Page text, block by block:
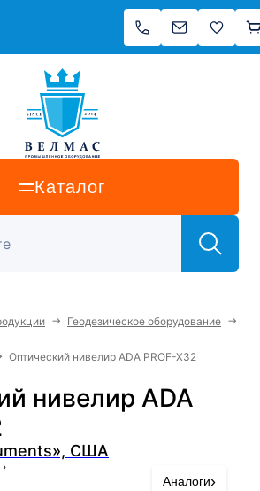
Каталог
→ Геодезическое оборудование →
Оптический нивелир ADA PROF-X32
нивелир ADA
США
›
Аналоги›